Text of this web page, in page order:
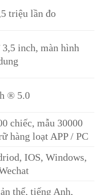
triệu lần đo
inch, màn hình
® 5.0
chiếc, mẫu 30000
hàng loạt APP / PC
IOS, Windows,
thể, tiếng Anh,